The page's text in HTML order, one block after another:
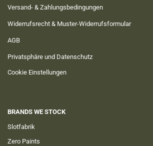
Versand- & Zahlungsbedingungen
Widerrufsrecht & Muster-Widerrufsformular
AGB
Privatsphäre und Datenschutz
Cookie Einstellungen
BRANDS WE STOCK
Slotfabrik
Zero Paints